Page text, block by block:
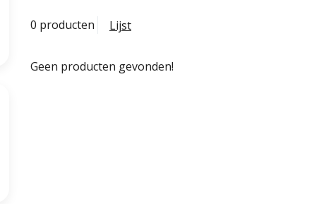
0 producten Lijst
Geen producten gevonden!